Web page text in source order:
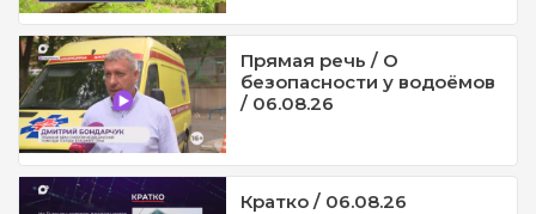
Прямая речь / О
безопасности у водоёмов
/ 06.08.26
Кратко / 06.08.26